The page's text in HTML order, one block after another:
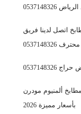
اتصل لدينا فريق
0537148326
ألمنيوم مودرن
بأسعار مميزة 2026